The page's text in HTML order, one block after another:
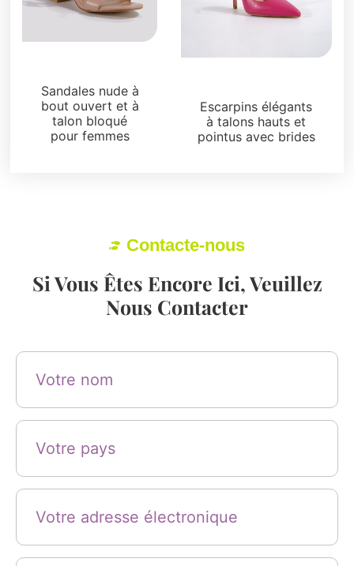
Sandales nude à
bout ouvert et à
talon bloqué
pour femmes
Escarpins élégants
à talons hauts et
pointus avec brides
Contacte-nous
Si Vous Êtes Encore Ici, Veuillez
Nous Contacter